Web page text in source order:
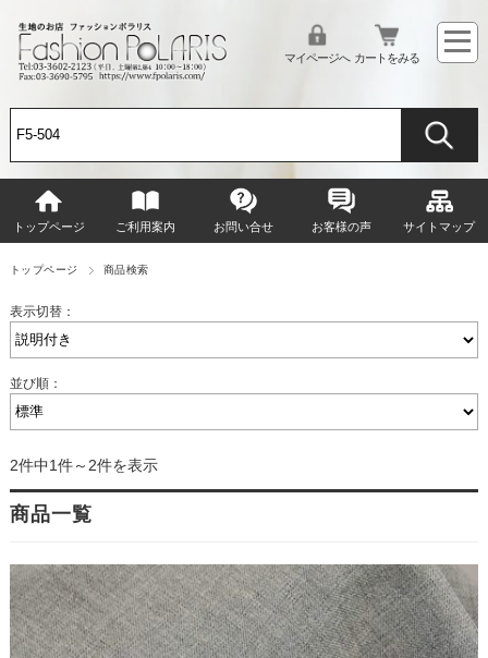
マイページへ カートをみる
トップページ ご利用案内 お問い合せ お客様の声 サイトマップ
トップページ 商品検索
表示切替：
並び順：
2件中1件～2件を表示
商品一覧